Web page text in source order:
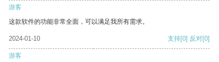
游客
这款软件的功能非常全面，可以满足我所有需求。
2024-01-10 支持[0] 反对[0]
游客